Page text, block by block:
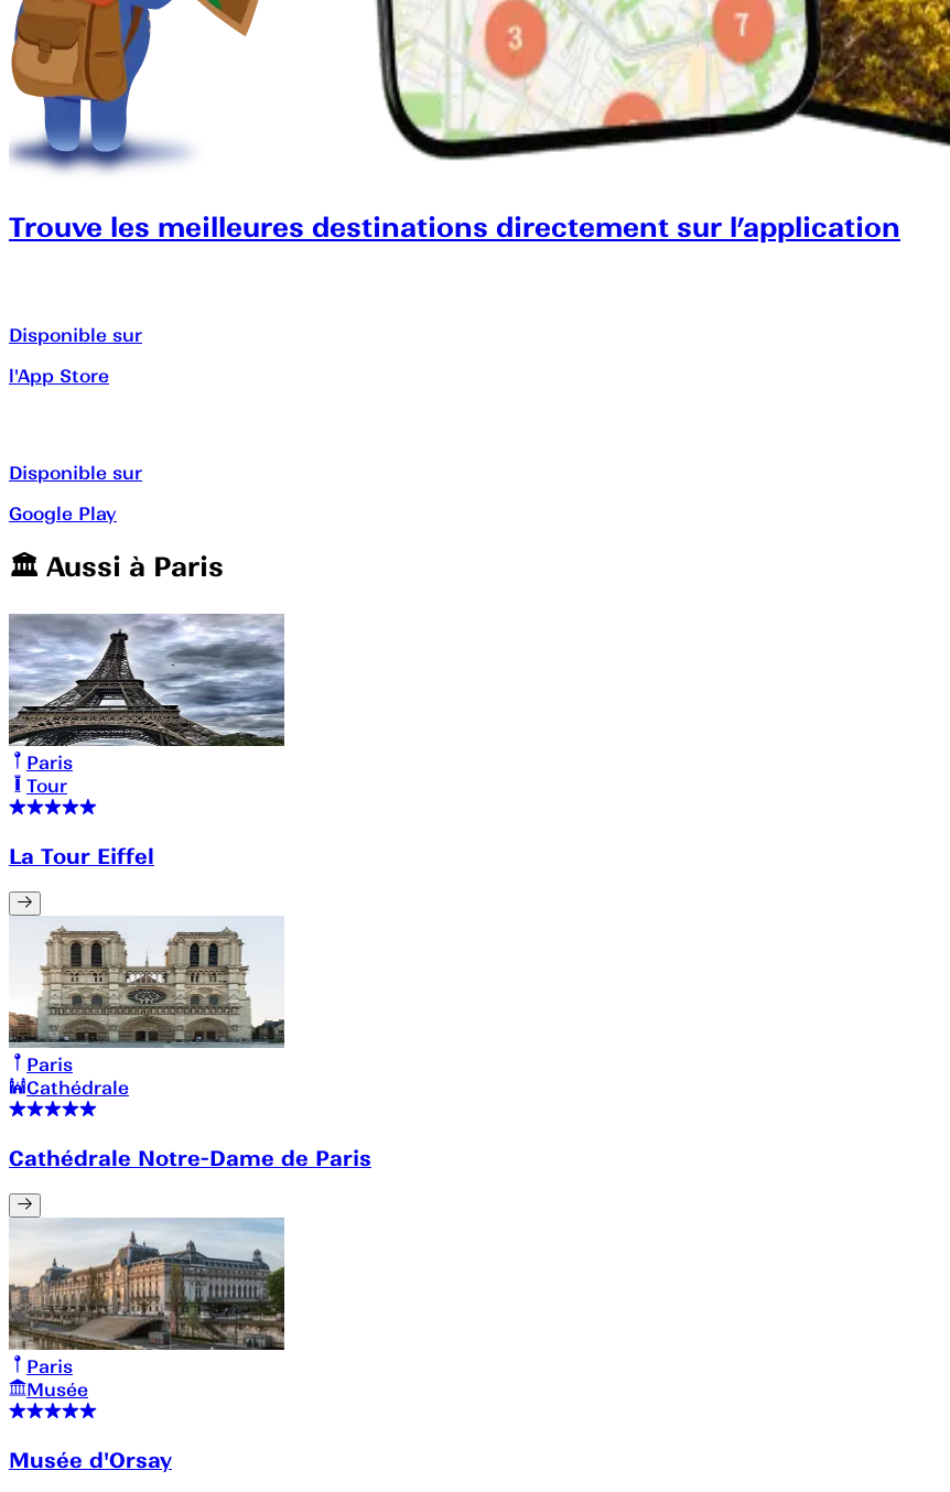
Trouve les meilleures destinations directement sur l’application
Disponible sur
l'App Store
Disponible sur
Google Play
🏛️️ Aussi à Paris
Paris
Tour
La Tour Eiffel
Paris
Cathédrale
Cathédrale Notre-Dame de Paris
Paris
Musée
Musée d'Orsay